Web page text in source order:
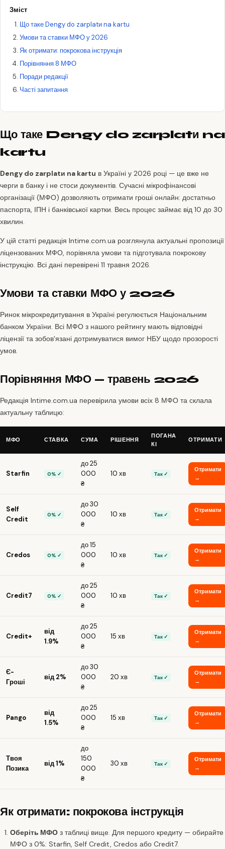
Зміст
Що таке Dengy do zarplatи na kartu
Умови та ставки МФО у 2026
Як отримати: покрокова інструкція
Порівняння 8 МФО
Поради редакції
Часті запитання
Що таке Dengy do zarplatи na
kartu
Dengy do zarplatи na kartu в Україні у 2026 році — це вже не
черги в банку і не стоси документів. Сучасні мікрофінансові
організації (МФО) дозволяють отримати гроші онлайн: достатньо
паспорта, ІПН і банківської картки. Весь процес займає від 10 до 30
хвилин.
У цій статті редакція Intime.com.ua розглянула актуальні пропозиції
ліцензованих МФО, порівняла умови та підготувала покрокову
інструкцію. Всі дані перевірені 11 травня 2026.
Умови та ставки МФО у 2026
Ринок мікрокредитування в Україні регулюється Національним
банком України. Всі МФО з нашого рейтингу мають відповідні
ліцензії та зобов'язані дотримуватися вимог НБУ щодо прозорості
умов.
Порівняння МФО — травень 2026
Редакція Intime.com.ua перевірила умови всіх 8 МФО та склала
актуальну таблицю:
МФО СТАВКА СУМА РІШЕННЯ
ПОГАНА
КІ
ОТРИМАТИ
Starfin 0% ✓
до 25
000
₴
10 хв Так ✓
Отримати
→
Self
Credit
0% ✓
до 30
000
₴
10 хв Так ✓
Отримати
→
Credos 0% ✓
до 15
000
₴
10 хв Так ✓
Отримати
→
Credit7 0% ✓
до 25
000
₴
10 хв Так ✓
Отримати
→
Credit+
від
1.9%
до 25
000
₴
15 хв Так ✓
Отримати
→
Є-
Гроші
від 2%
до 30
000
₴
20 хв Так ✓
Отримати
→
Pango
від
1.5%
до 25
000
₴
15 хв Так ✓
Отримати
→
Твоя
Позика
від 1%
до
150
000
₴
30 хв Так ✓
Отримати
→
Як отримати: покрокова інструкція
Оберіть МФО з таблиці вище. Для першого кредиту — обирайте
МФО з 0%: Starfin, Self Credit, Credos або Credit7.